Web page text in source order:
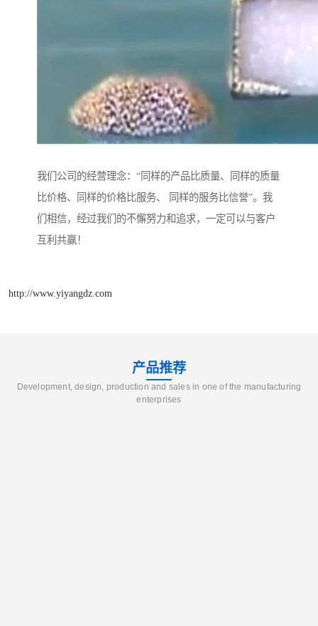
我们公司的经营理念：“同样的产品比质量、同样的质量
比价格、同样的价格比服务、 同样的服务比信誉”。我
们相信，经过我们的不懈努力和追求，一定可以与客户
互利共赢！
http://www.yiyangdz.com
产品推荐
Development, design, production and sales in one of the manufacturing
enterprises